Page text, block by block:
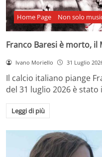
Home Page Non solo
Franco Baresi è morto, il
Ivano Moriello 31 Luglio
Il calcio italiano piange
del 31 luglio 2026 è stato
Leggi di più